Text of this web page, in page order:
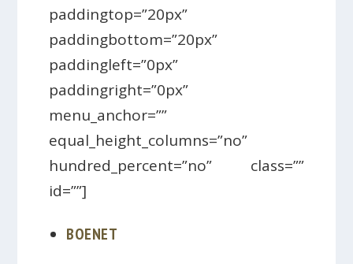
paddingtop=”20px”
paddingbottom=”20px”
paddingleft=”0px”
paddingright=”0px”
menu_anchor=””
equal_height_columns=”no”
hundred_percent=”no” class=””
id=””]
BOENET